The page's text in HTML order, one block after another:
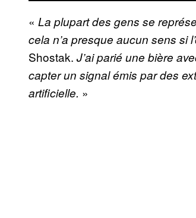
« La plupart des gens se
cela n’a presque aucun sens si
Shostak. J’ai parié une bière
capter un signal émis par des
artificielle. »